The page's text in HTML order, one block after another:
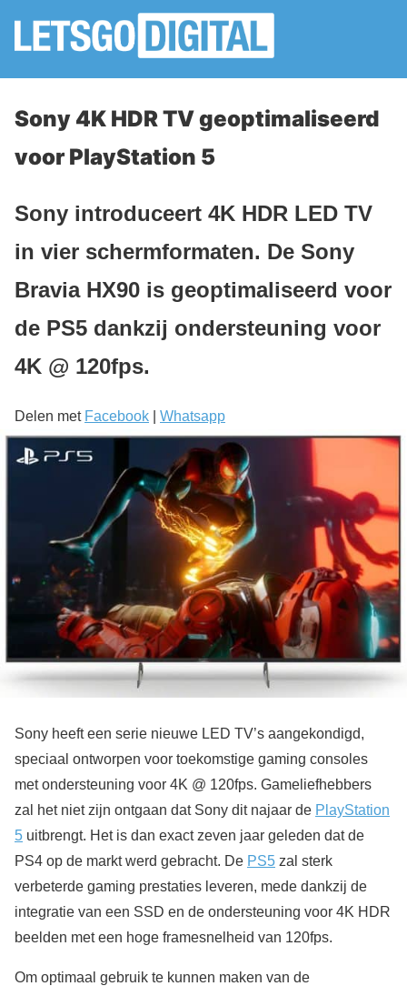
Sony 4K HDR TV geoptimaliseerd
voor PlayStation 5
Sony introduceert 4K HDR LED TV
in vier schermformaten. De Sony
Bravia HX90 is geoptimaliseerd voor
de PS5 dankzij ondersteuning voor
4K @ 120fps.
Delen met Facebook Whatsapp
Sony heeft een serie nieuwe LED TV’s aangekondigd,
speciaal ontworpen voor toekomstige gaming consoles
met ondersteuning voor 4K @ 120fps. Gameliefhebbers
zal het niet zijn ontgaan dat Sony dit najaar de PlayStation
5 uitbrengt. Het is dan exact zeven jaar geleden dat de
PS4 op de markt werd gebracht. De PS5 zal sterk
verbeterde gaming prestaties leveren, mede dankzij de
integratie van een SSD en de ondersteuning voor 4K HDR
beelden met een hoge framesnelheid van 120fps.
Om optimaal gebruik te kunnen maken van de